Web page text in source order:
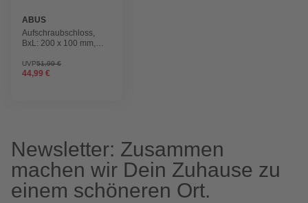
ABUS
Aufschraubschloss,
BxL: 200 x 100 mm,
UVP51,99 €
44,99 €
Newsletter: Zusammen
machen wir Dein Zuhause zu
einem schöneren Ort.